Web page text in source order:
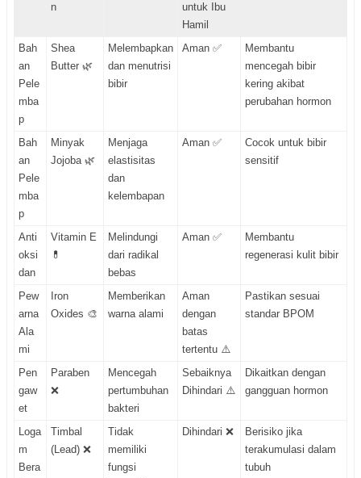
n
untuk Ibu
Hamil
Bah
an
Pele
mba
p
Shea
Butter 🌿
Melembapkan
dan menutrisi
bibir
Aman ✅
Membantu
mencegah bibir
kering akibat
perubahan hormon
Bah
an
Pele
mba
p
Minyak
Jojoba 🌿
Menjaga
elastisitas
dan
kelembapan
Aman ✅
Cocok untuk bibir
sensitif
Anti
oksi
dan
Vitamin E
💊
Melindungi
dari radikal
bebas
Aman ✅
Membantu
regenerasi kulit bibir
Pew
arna
Ala
mi
Iron
Oxides 🎨
Memberikan
warna alami
Aman
dengan
batas
tertentu ⚠️
Pastikan sesuai
standar BPOM
Pen
gaw
et
Paraben
❌
Mencegah
pertumbuhan
bakteri
Sebaiknya
Dihindari ⚠️
Dikaitkan dengan
gangguan hormon
Loga
m
Bera
Timbal
(Lead) ❌
Tidak
memiliki
fungsi
Dihindari ❌
Berisiko jika
terakumulasi dalam
tubuh